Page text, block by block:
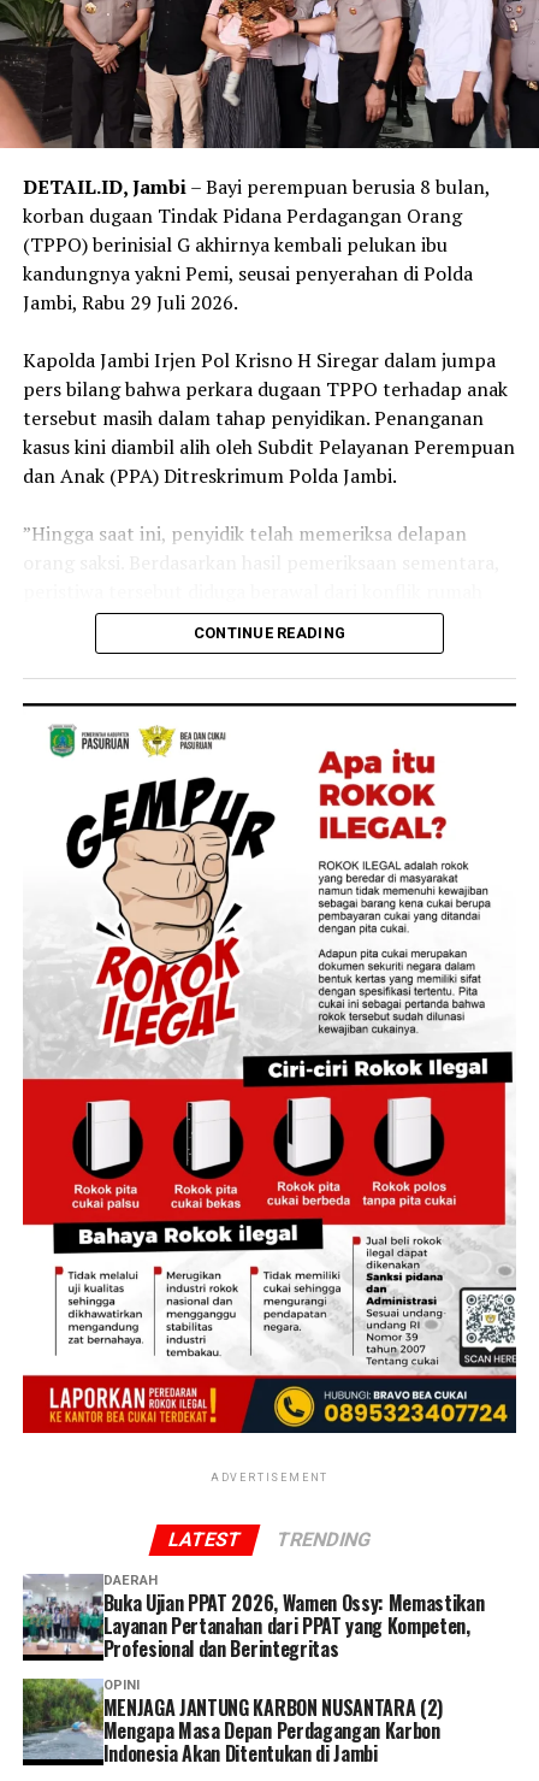
keluar dari salah satu bangunan asrama. Tak lama
kemudian, kobaran api dengan cepat membesar dan
merambat ke bangunan lainnya.
‎”Awalnya terlihat asap hitam, lalu muncul api besar.
Karena angin cukup kencang, api cepat menyebar ke
asrama lainnya,” katanya.
Reporter:Juan Ambarita
DETAIL.ID, Jambi– Bayi perempuan berusia 8 bulan,
korban dugaan Tindak Pidana Perdagangan Orang
(TPPO) berinisial G akhirnya kembali pelukan ibu
kandungnya yakni Pemi, seusai penyerahan di Polda
Jambi, Rabu 29 Juli 2026.
‎Kapolda Jambi Irjen Pol Krisno H Siregar dalam jumpa
pers bilang bahwa perkara dugaan TPPO terhadap anak
tersebut masih dalam tahap penyidikan. Penanganan
kasus kini diambil alih oleh Subdit Pelayanan Perempuan
dan Anak (PPA) Ditreskrimum Polda Jambi.
‎”Hingga saat ini, penyidik telah memeriksa delapan
tangga antara kedua orang tua korban yang kemudian
berujung pada dugaan penyerahan anak kepada pihak
lain dengan imbalan sejumlah uang,” ujar Irjen Pol
Krisno.
‎Menurut Kapolda Jambi tersebut, kini seluruh fakta
masih terus didalami untuk memastikan terpenuhinya
unsur pidana sesuai ketentuan hukum yang berlaku.
‎Kapolda juga tak menampik jika peristiwa ini bukan kali
pertama, namun menurutnya polri harus kedepankan
negosiasi dan penegakan hukum ultimum remedium.
‎”Yang terpenting korban dapat diselamatkan karena
seorang anak. Kami Polda Jambi akan memfasilitasi anak
G akan diserahkan kepada ibunya inisial P,” katanya.
‎Lebih lanjut, Kabid Humas Polda Jambi
‎Kombes Pol Erlan Munaji, menegaskan bahwa dalam
perkara yang melibatkan anak, keselamatan dan
kepentingan terbaik bagi korban menjadi prioritas
utama.
‎”Polda Jambi berkomitmen menangani perkara ini
secara profesional, transparan, objektif, dan akuntabel.
Di samping proses penegakan hukum yang terus
berjalan, kami juga memastikan korban memperoleh
perlindungan maksimal. Alhamdulillah, hari ini anak
dapat kembali dipertemukan dengan ibu kandungnya
dalam kondisi sehat,” ujar Kombes Pol Erlan Munaji.
‎Ia menambahkan bahwa penyidik masih terus bekerja
keterangan saksi untuk mengungkap secara terang
peristiwa tersebut.
‎”Kami mengajak seluruh masyarakat agar tidak
berspekulasi terhadap perkara yang sedang ditangani.
Berikan kepercayaan kepada penyidik untuk bekerja
secara profesional. Siapa pun yang terbukti melakukan
tindak pidana akan diproses sesuai ketentuan hukum
CONTINUE READING
ADVERTISEMENT
LATEST TRENDING
DAERAH
Buka Ujian PPAT 2026, Wamen Ossy: Memastikan
Layanan Pertanahan dari PPAT yang Kompeten,
Profesional dan Berintegritas
OPINI
MENJAGA JANTUNG KARBON NUSANTARA (2)
Mengapa Masa Depan Perdagangan Karbon
Indonesia Akan Ditentukan di Jambi